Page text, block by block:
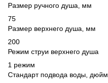
Размер ручного душа, мм
75
Размер верхнего душа, мм
200
Режим струи верхнего душа
1 режим
Стандарт подвода воды, дюйм